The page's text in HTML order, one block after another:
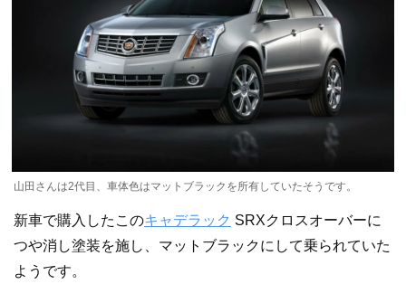
山田さんは2代目、車体色はマットブラックを所有していたそうです。
新車で購入したこのキャデラック SRXクロスオーバーに
つや消し塗装を施し、マットブラックにして乗られていた
ようです。